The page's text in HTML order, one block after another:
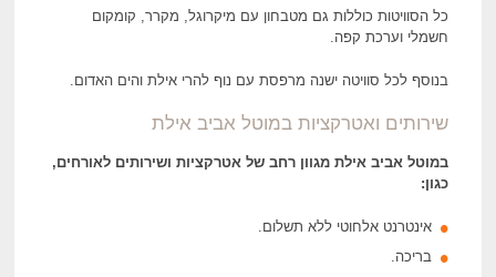
כל הסוויטות כוללות גם מטבחון עם מיקרוגל, מקרר, קומקום
חשמלי וערכת קפה.
בנוסף לכל סוויטה ישנה מרפסת עם נוף להרי אילת והים האדום.
שירותים ואטרקציות במוטל אביב אילת
במוטל אביב אילת מגוון רחב של אטרקציות ושירותים לאורחים,
כגון:
אינטרנט אלחוטי ללא תשלום.
בריכה.